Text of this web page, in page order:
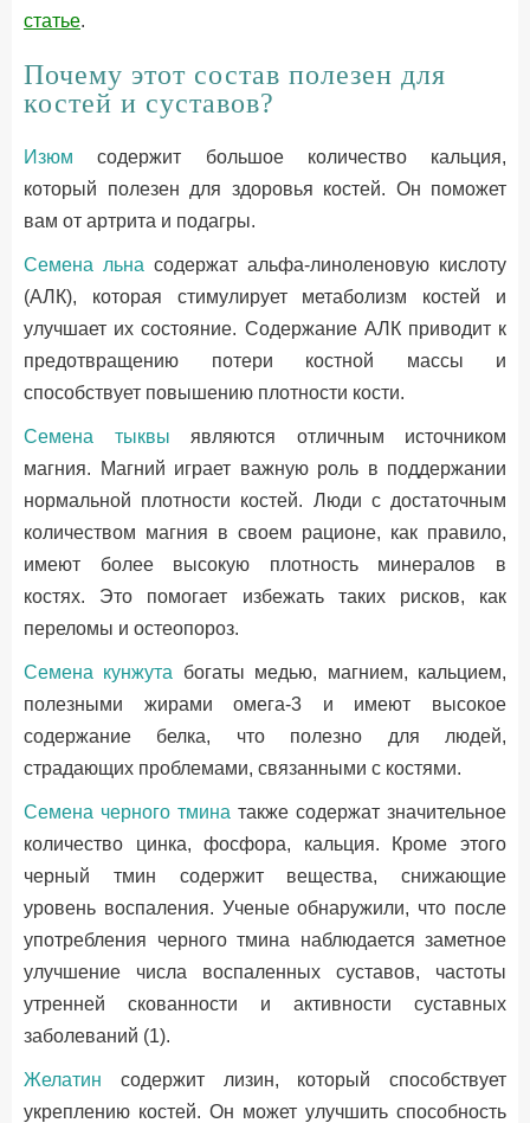
статье.
Почему этот состав полезен для
костей и суставов?
Изюм содержит большое количество кальция,
который полезен для здоровья костей. Он поможет
вам от артрита и подагры.
Семена льна содержат альфа-линоленовую кислоту
(АЛК), которая стимулирует метаболизм костей и
улучшает их состояние. Содержание АЛК приводит к
предотвращению потери костной массы и
способствует повышению плотности кости.
Семена тыквы являются отличным источником
магния. Магний играет важную роль в поддержании
нормальной плотности костей. Люди с достаточным
количеством магния в своем рационе, как правило,
имеют более высокую плотность минералов в
костях. Это помогает избежать таких рисков, как
переломы и остеопороз.
Семена кунжута богаты медью, магнием, кальцием,
полезными жирами омега-3 и имеют высокое
содержание белка, что полезно для людей,
страдающих проблемами, связанными с костями.
Семена черного тмина также содержат значительное
количество цинка, фосфора, кальция. Кроме этого
черный тмин содержит вещества, снижающие
уровень воспаления. Ученые обнаружили, что после
употребления черного тмина наблюдается заметное
улучшение числа воспаленных суставов, частоты
утренней скованности и активности суставных
заболеваний (1).
Желатин содержит лизин, который способствует
укреплению костей. Он может улучшить способность